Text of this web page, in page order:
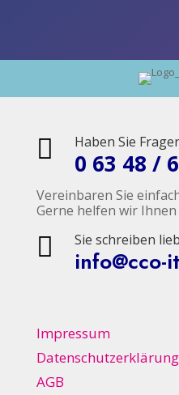
 Haben Sie
0 63 48 /
Vereinbaren Sie
Gerne helfen wir
 Sie schreiben
info@cco-
Impressum
Datenschutzerklärung
AGB